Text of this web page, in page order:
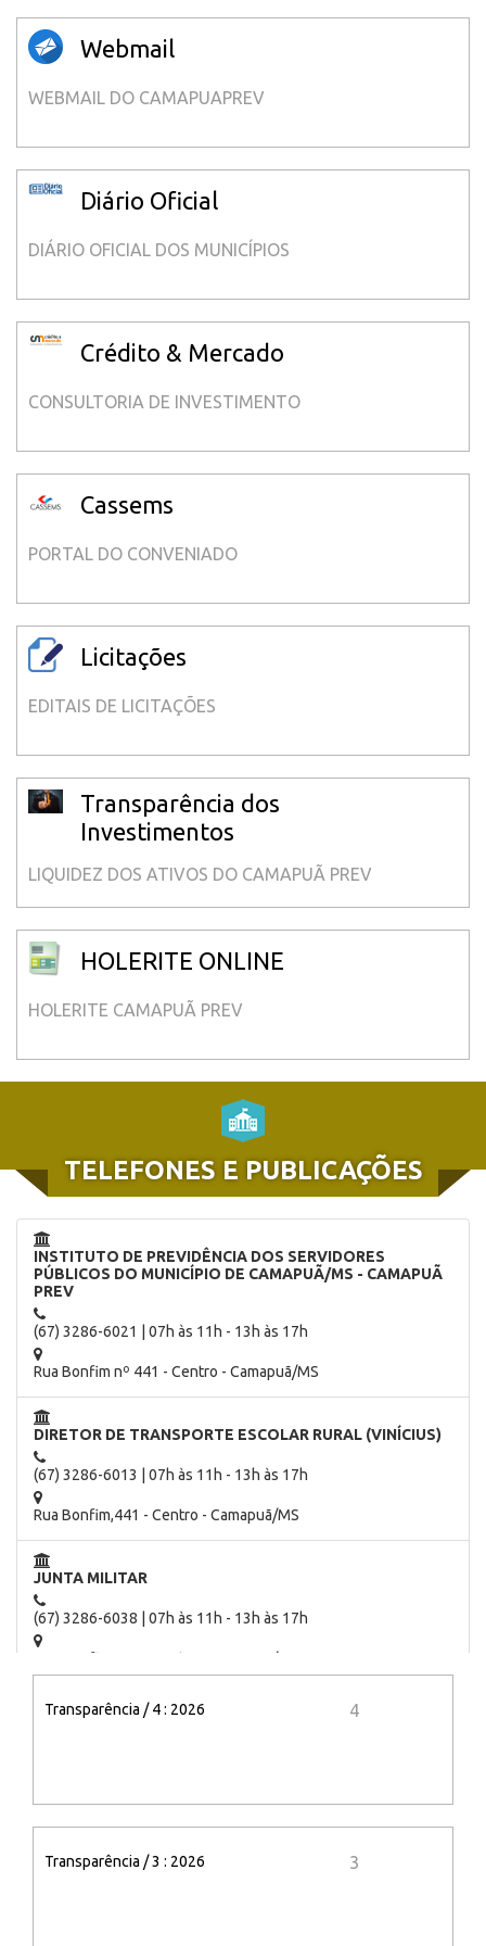
Webmail
WEBMAIL DO CAMAPUAPREV
Diário Oficial
DIÁRIO OFICIAL DOS MUNICÍPIOS
Crédito & Mercado
CONSULTORIA DE INVESTIMENTO
Cassems
PORTAL DO CONVENIADO
Licitações
EDITAIS DE LICITAÇÕES
Transparência dos
Investimentos
LIQUIDEZ DOS ATIVOS DO CAMAPUÃ PREV
HOLERITE ONLINE
HOLERITE CAMAPUÃ PREV
TELEFONES E PUBLICAÇÕES
INSTITUTO DE PREVIDÊNCIA DOS SERVIDORES
PÚBLICOS DO MUNICÍPIO DE CAMAPUÃ/MS - CAMAPUÃ
PREV
(67) 3286-6021 | 07h às 11h - 13h às 17h
Rua Bonfim nº 441 - Centro - Camapuã/MS
DIRETOR DE TRANSPORTE ESCOLAR RURAL (VINÍCIUS)
(67) 3286-6013 | 07h às 11h - 13h às 17h
Rua Bonfim,441 - Centro - Camapuã/MS
JUNTA MILITAR
(67) 3286-6038 | 07h às 11h - 13h às 17h
Rua Bonfim,441 - Centro - Camapuã/MS
CONSELHO TUTELAR
Camapuã/MS
CÂMARA MUNICIPAL DE CAMAPUÃ
Transparência / 4 : 2026 4
Transparência / 3 : 2026 3